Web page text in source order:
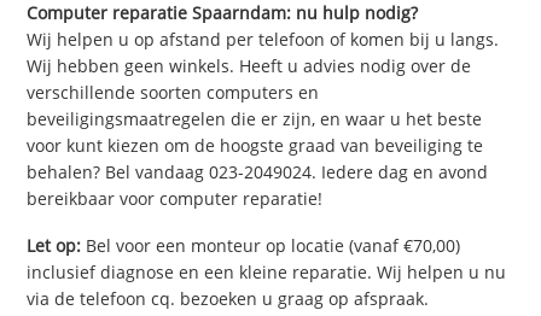
Computer reparatie Spaarndam: nu hulp nodig?
Wij helpen u op afstand per telefoon of komen bij u langs.
Wij hebben geen winkels. Heeft u advies nodig over de
verschillende soorten computers en
beveiligingsmaatregelen die er zijn, en waar u het beste
voor kunt kiezen om de hoogste graad van beveiliging te
behalen? Bel vandaag 023-2049024. Iedere dag en avond
bereikbaar voor computer reparatie!
Let op: Bel voor een monteur op locatie (vanaf €70,00)
inclusief diagnose en een kleine reparatie. Wij helpen u nu
via de telefoon cq. bezoeken u graag op afspraak.